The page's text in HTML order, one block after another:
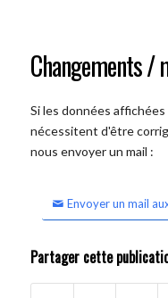
Changements /
Si les données
nécessitent d'être
nous envoyer un mail :
Envoyer un mail
Partager cette